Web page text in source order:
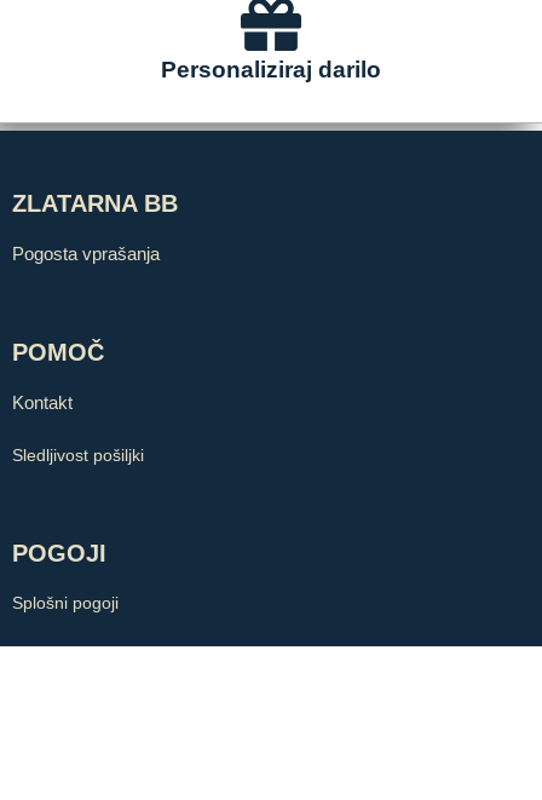
Personaliziraj darilo
ZLATARNA BB
Pogosta vprašanja
POMOČ
Kontakt
Sledljivost pošiljki
POGOJI
Splošni pogoji
Politika zasebnosti